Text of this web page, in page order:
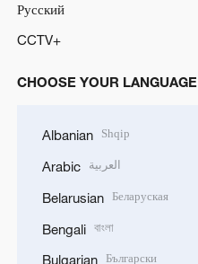
Русский
CCTV+
CHOOSE YOUR LANGUAGE
Albanian Shqip
Arabic العربية
Belarusian Беларуская
Bengali বাংলা
Bulgarian Български